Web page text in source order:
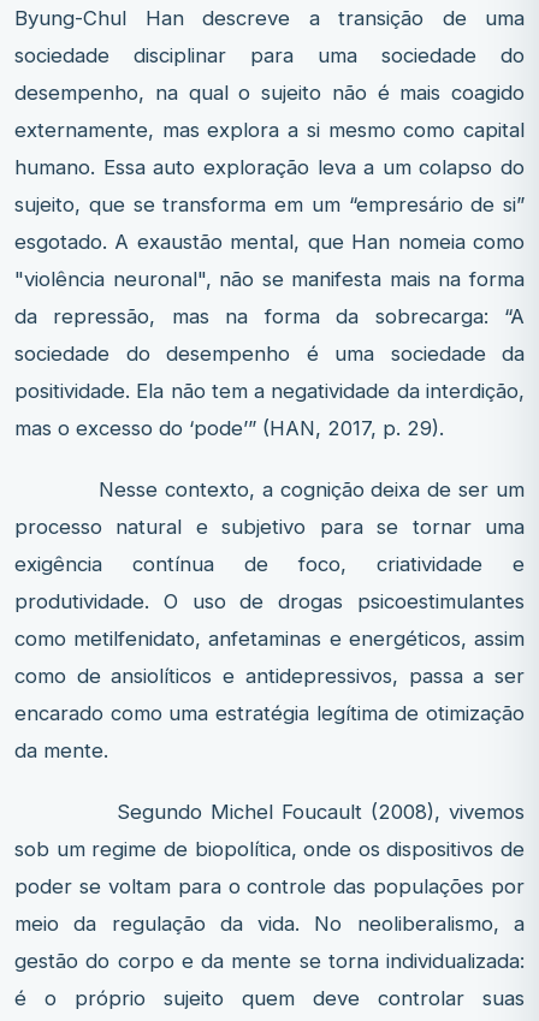
Byung-Chul Han descreve a transição de uma
sociedade disciplinar para uma sociedade do
desempenho, na qual o sujeito não é mais coagido
externamente, mas explora a si mesmo como capital
humano. Essa auto exploração leva a um colapso do
sujeito, que se transforma em um “empresário de si”
esgotado. A exaustão mental, que Han nomeia como
"violência neuronal", não se manifesta mais na forma
da repressão, mas na forma da sobrecarga: “A
sociedade do desempenho é uma sociedade da
positividade. Ela não tem a negatividade da interdição,
mas o excesso do ‘pode’” (HAN, 2017, p. 29).
Nesse contexto, a cognição deixa de ser um
processo natural e subjetivo para se tornar uma
exigência contínua de foco, criatividade e
produtividade. O uso de drogas psicoestimulantes
como metilfenidato, anfetaminas e energéticos, assim
como de ansiolíticos e antidepressivos, passa a ser
encarado como uma estratégia legítima de otimização
da mente.
Segundo Michel Foucault (2008), vivemos
sob um regime de biopolítica, onde os dispositivos de
poder se voltam para o controle das populações por
meio da regulação da vida. No neoliberalismo, a
gestão do corpo e da mente se torna individualizada:
é o próprio sujeito quem deve controlar suas